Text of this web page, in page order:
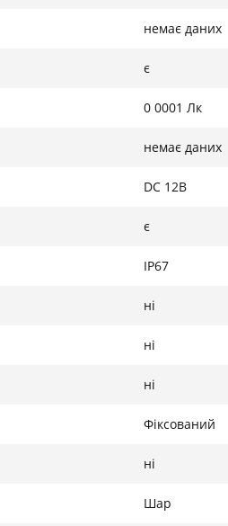
немає даних
є
0 0001 Лк
немає даних
DC 12В
є
IP67
ні
ні
ні
Фіксований
ні
Шар